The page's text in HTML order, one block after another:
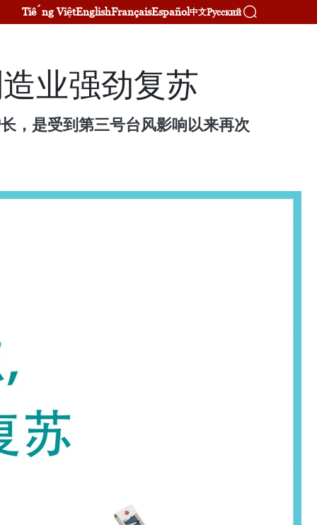
Tiếng ViệtEnglishFrançaisEspañol中文Русский
业强劲复苏
，是受到第三号台风影响以来再次